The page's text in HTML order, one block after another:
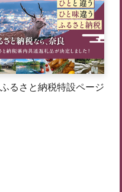
ふるさと納税特設ページ